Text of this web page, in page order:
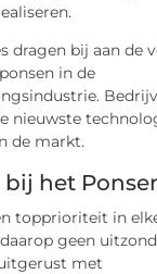
dragen bij aan de
in de
nieuwste
de markt.
het
topprioriteit in
geen
met